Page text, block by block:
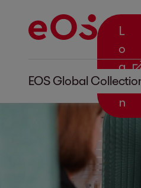
L
o
g
i
n
EOS Global